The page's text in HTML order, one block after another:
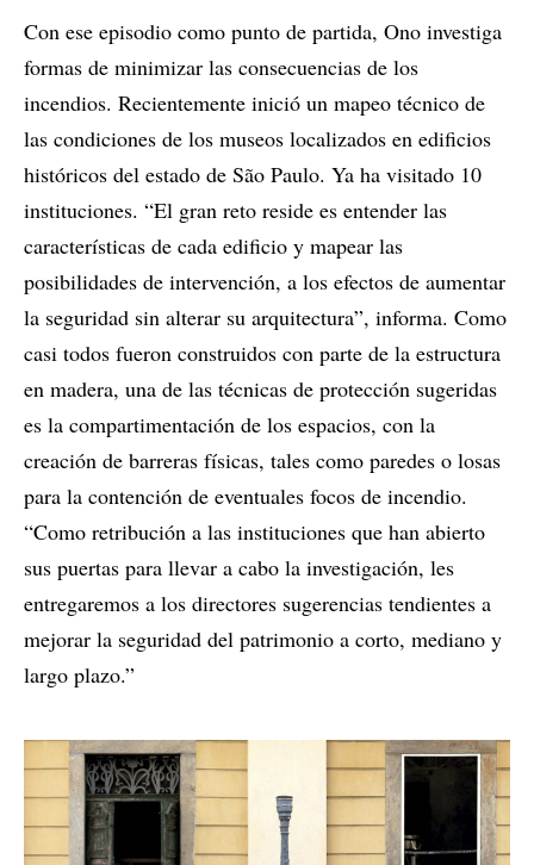
Con ese episodio como punto de partida, Ono investiga
formas de minimizar las consecuencias de los
incendios. Recientemente inició un mapeo técnico de
las condiciones de los museos localizados en edificios
históricos del estado de São Paulo. Ya ha visitado 10
instituciones. “El gran reto reside es entender las
características de cada edificio y mapear las
posibilidades de intervención, a los efectos de aumentar
la seguridad sin alterar su arquitectura”, informa. Como
casi todos fueron construidos con parte de la estructura
en madera, una de las técnicas de protección sugeridas
es la compartimentación de los espacios, con la
creación de barreras físicas, tales como paredes o losas
para la contención de eventuales focos de incendio.
“Como retribución a las instituciones que han abierto
sus puertas para llevar a cabo la investigación, les
entregaremos a los directores sugerencias tendientes a
mejorar la seguridad del patrimonio a corto, mediano y
largo plazo.”